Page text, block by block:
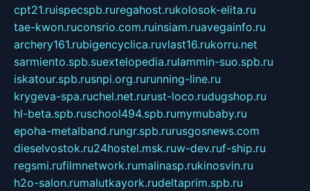
cpt21.ruispecspb.ruregahost.rukolosok-elita.ru
tae-kwon.ruconsrio.com.ruinsiam.ruavegainfo.ru
archery161.rubigencyclica.ruvlast16.rukorru.net
sarmiento.spb.suextelopedia.rulammin-suo.spb.ru
iskatour.spb.rusnpi.org.rurunning-line.ru
krygeva-spa.ruchel.net.rurust-loco.rudugshop.ru
hl-beta.spb.ruschool494.spb.rumymubaby.ru
epoha-metalband.rungr.spb.rurusgosnews.com
dieselvostok.ru24hostel.msk.ruw-dev.ruf-ship.ru
regsmi.rufilmnetwork.rumalinasp.rukinosvin.ru
h2o-salon.rumalutkayork.rudeltaprim.spb.ru